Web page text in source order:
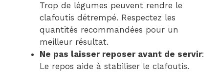
Trop de légumes peuvent rendre le
clafoutis détrempé. Respectez les
quantités recommandées pour un
meilleur résultat.
Ne pas laisser reposer avant de servir:
Le repos aide à stabiliser le clafoutis.